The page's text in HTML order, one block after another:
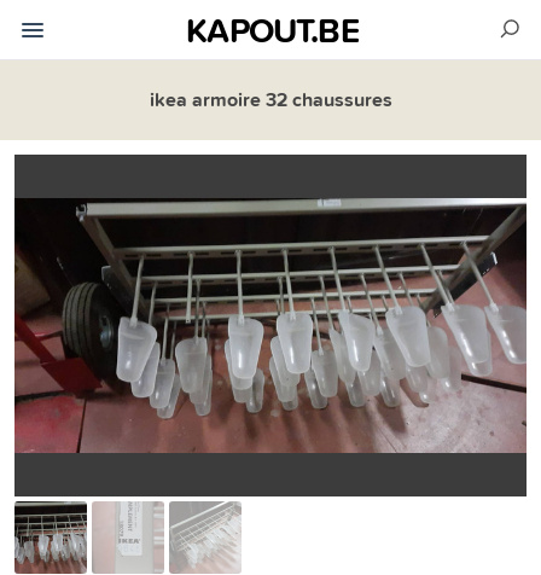
KAPOUT.BE
ikea armoire 32 chaussures